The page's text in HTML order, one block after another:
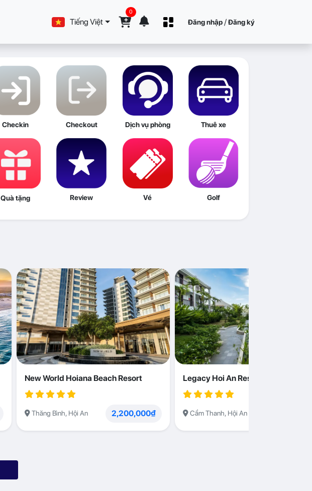
Tiếng Việt
0
Đăng nhập /Đăng ký
Checkin Checkout Dịch vụ phòng Thuê xe
Quà tặng Review Vé Golf
New World Hoiana Beach Resort
Thăng Bình, Hội An 2,200,000₫
Legacy Hoi An Resort
Cẩm Thanh, Hội An